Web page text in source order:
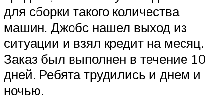
для сборки такого количества
машин. Джобс нашел выход из
ситуации и взял кредит на месяц.
Заказ был выполнен в течение 10
дней. Ребята трудились и днем и
ночью.